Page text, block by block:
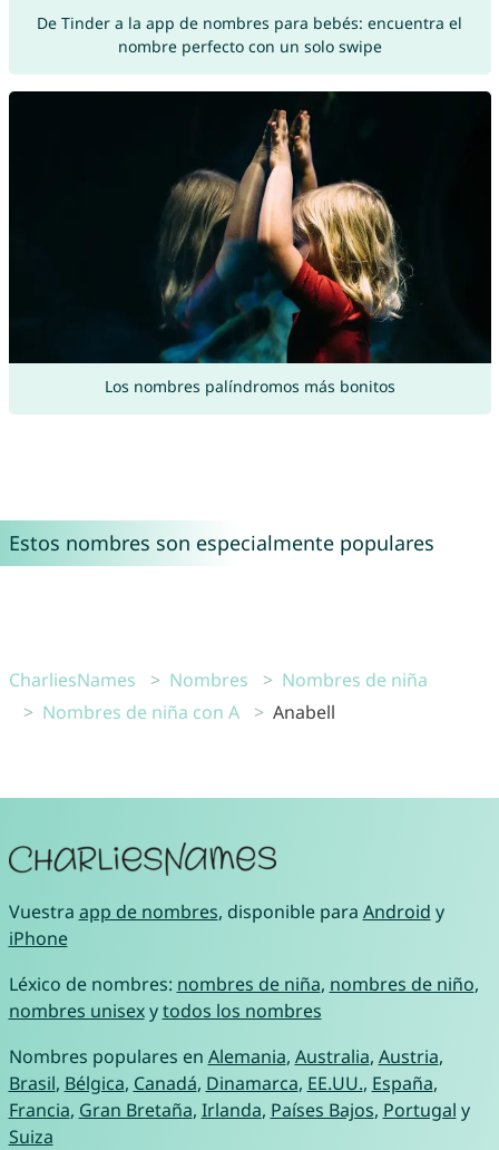
De Tinder a la app de nombres para bebés: encuentra el
nombre perfecto con un solo swipe
Los nombres palíndromos más bonitos
Estos nombres son especialmente populares
CharliesNames Nombres
Nombres de niña
Nombres de niña con A
Anabell
Vuestra app de nombres, disponible para Android y
iPhone
Léxico de nombres: nombres de niña, nombres de niño,
nombres unisexytodos los nombres
Nombres populares en Alemania, Australia, Austria,
Brasil, Bélgica, Canadá, Dinamarca, EE.UU., España,
Francia, Gran Bretaña, Irlanda, Países Bajos, Portugal y
Suiza